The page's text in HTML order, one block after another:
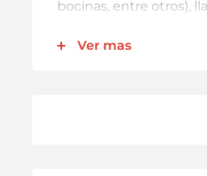
bocinas, entre otros),
Nuestra garantía
Ver mas